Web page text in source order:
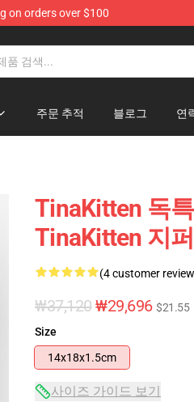
on orders over $100
주문 추적 블로그 연
TinaKitten 독
TinaKitten 지
(4 customer
₩37,120₩29,696 $21.55
Size
14x18x1.5cm
사이즈 가이드 보기